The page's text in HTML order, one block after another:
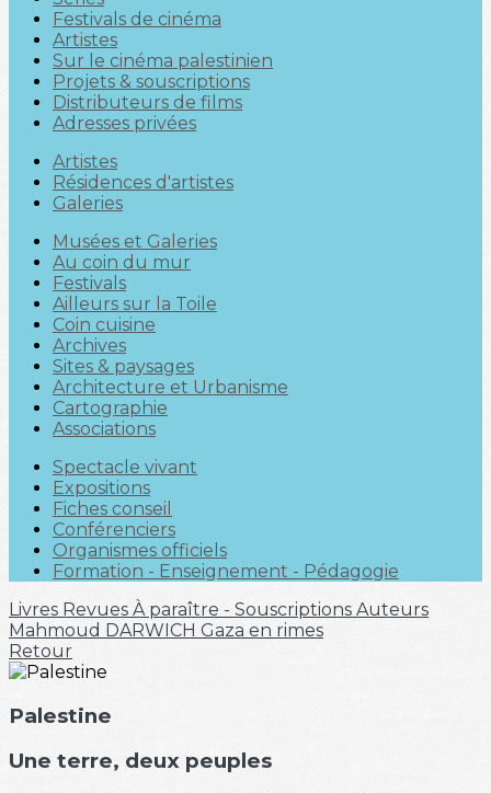
Festivals de cinéma
Artistes
Sur le cinéma palestinien
Projets & souscriptions
Distributeurs de films
Adresses privées
Artistes
Résidences d'artistes
Galeries
Musées et Galeries
Au coin du mur
Festivals
Ailleurs sur la Toile
Coin cuisine
Archives
Sites & paysages
Architecture et Urbanisme
Cartographie
Associations
Spectacle vivant
Expositions
Fiches conseil
Conférenciers
Organismes officiels
Formation - Enseignement - Pédagogie
Livres Revues À paraître - Souscriptions Auteurs
Mahmoud DARWICH Gaza en rimes
Retour
Palestine
Une terre, deux peuples